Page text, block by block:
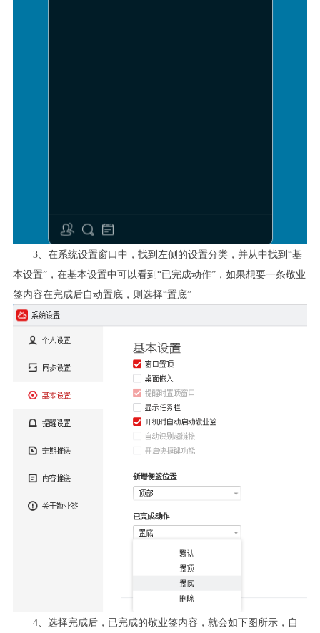
3、在系统设置窗口中，找到左侧的设置分类，并从中找到“基
本设置”，在基本设置中可以看到“已完成动作”，如果想要一条敬业
签内容在完成后自动置底，则选择“置底”
4、选择完成后，已完成的敬业签内容，就会如下图所示，自